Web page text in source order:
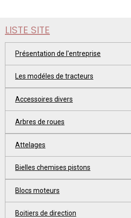
LISTE SITE
Présentation de l'entreprise
Les modéles de tracteurs
Accessoires divers
Arbres de roues
Attelages
Bielles chemises pistons
Blocs moteurs
Boitiers de direction